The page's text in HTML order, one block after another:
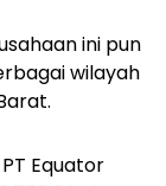
ini pun
wilayah
Equator